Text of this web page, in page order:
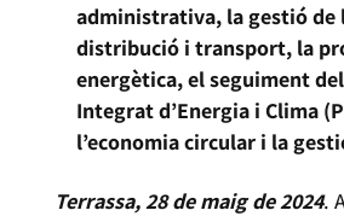
administrativa, la gestió de
distribució i transport, la
energètica, el seguiment
Integrat d’Energia i Clima
l’economia circular i la
Terrassa, 28 de maig de 2024.